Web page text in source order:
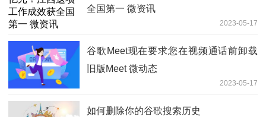
全国第一 微资讯
2023-05-17
谷歌Meet现在要求您在视频通话前卸载
旧版Meet 微动态
2023-05-17
如何删除你的谷歌搜索历史